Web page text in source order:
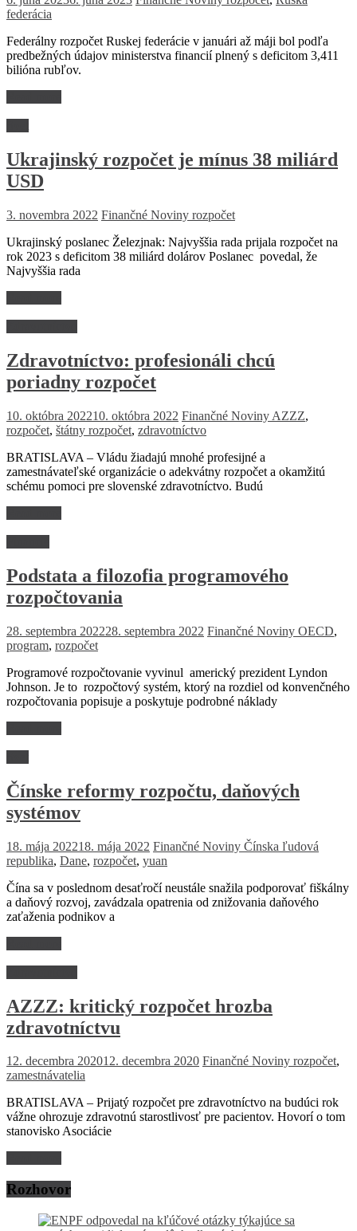
federácia
Federálny rozpočet Ruskej federácie v januári až máji bol podľa
predbežných údajov ministerstva financií plnený s deficitom 3,411
bilióna rubľov.
Ukrajinský rozpočet je mínus 38 miliárd
USD
3. novembra 2022 Finančné Noviny rozpočet
Ukrajinský poslanec Železjnak: Najvyššia rada prijala rozpočet na
rok 2023 s deficitom 38 miliárd dolárov Poslanec povedal, že
Najvyššia rada
Zdravotníctvo: profesionáli chcú
poriadny rozpočet
10. októbra 202210. októbra 2022 Finančné Noviny AZZZ,
rozpočet, štátny rozpočet, zdravotníctvo
BRATISLAVA – Vládu žiadajú mnohé profesijné a
zamestnávateľské organizácie o adekvátny rozpočet a okamžitú
schému pomoci pre slovenské zdravotníctvo. Budú
Podstata a filozofia programového
rozpočtovania
28. septembra 202228. septembra 2022 Finančné Noviny OECD,
program, rozpočet
Programové rozpočtovanie vyvinul americký prezident Lyndon
Johnson. Je to rozpočtový systém, ktorý na rozdiel od konvenčného
rozpočtovania popisuje a poskytuje podrobné náklady
Čínske reformy rozpočtu, daňových
systémov
18. mája 202218. mája 2022 Finančné Noviny Čínska ľudová
republika, Dane, rozpočet, yuan
Čína sa v poslednom desaťročí neustále snažila podporovať fiškálny
a daňový rozvoj, zavádzala opatrenia od znižovania daňového
zaťaženia podnikov a
AZZZ: kritický rozpočet hrozba
zdravotníctvu
12. decembra 202012. decembra 2020 Finančné Noviny rozpočet,
zamestnávatelia
BRATISLAVA – Prijatý rozpočet pre zdravotníctvo na budúci rok
vážne ohrozuje zdravotnú starostlivosť pre pacientov. Hovorí o tom
stanovisko Asociácie
Rozhovor